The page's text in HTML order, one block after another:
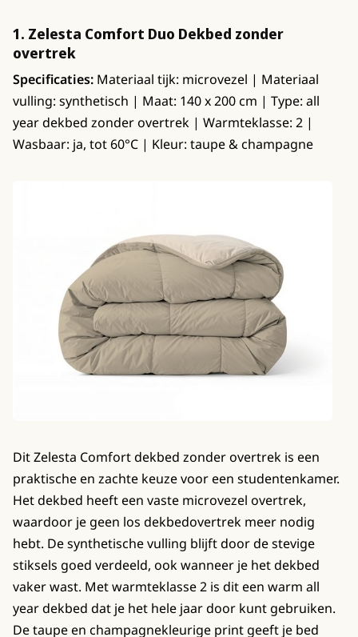
1. Zelesta Comfort Duo Dekbed zonder
overtrek
Specificaties: Materiaal tijk: microvezel | Materiaal
vulling: synthetisch | Maat: 140 x 200 cm | Type: all
year dekbed zonder overtrek | Warmteklasse: 2 |
Wasbaar: ja, tot 60°C | Kleur: taupe & champagne
Dit Zelesta Comfort dekbed zonder overtrek is een
praktische en zachte keuze voor een studentenkamer.
Het dekbed heeft een vaste microvezel overtrek,
waardoor je geen los dekbedovertrek meer nodig
hebt. De synthetische vulling blijft door de stevige
stiksels goed verdeeld, ook wanneer je het dekbed
vaker wast. Met warmteklasse 2 is dit een warm all
year dekbed dat je het hele jaar door kunt gebruiken.
De taupe en champagnekleurige print geeft je bed